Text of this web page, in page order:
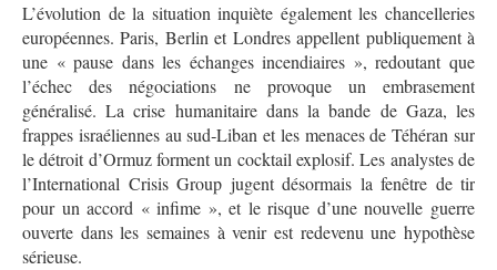
L’évolution de la situation inquiète également les chancelleries
européennes. Paris, Berlin et Londres appellent publiquement à
une « pause dans les échanges incendiaires », redoutant que
l’échec des négociations ne provoque un embrasement
généralisé. La crise humanitaire dans la bande de Gaza, les
frappes israéliennes au sud‑Liban et les menaces de Téhéran sur
le détroit d’Ormuz forment un cocktail explosif. Les analystes de
l’International Crisis Group jugent désormais la fenêtre de tir
pour un accord « infime », et le risque d’une nouvelle guerre
ouverte dans les semaines à venir est redevenu une hypothèse
sérieuse.